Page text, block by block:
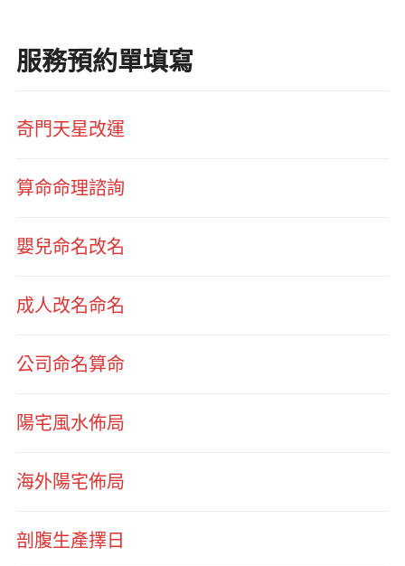
服務預約單填寫
奇門天星改運
算命命理諮詢
嬰兒命名改名
成人改名命名
公司命名算命
陽宅風水佈局
海外陽宅佈局
剖腹生產擇日